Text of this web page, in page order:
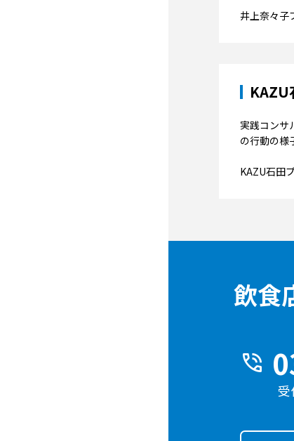
井上奈々子
KAZU
実践コンサ
の行動の様
KAZU石田
飲食
phone_in_talk